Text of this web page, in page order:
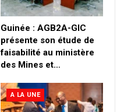
Guinée : AGB2A-GIC
présente son étude de
faisabilité au ministère
des Mines et…
A LA UNE